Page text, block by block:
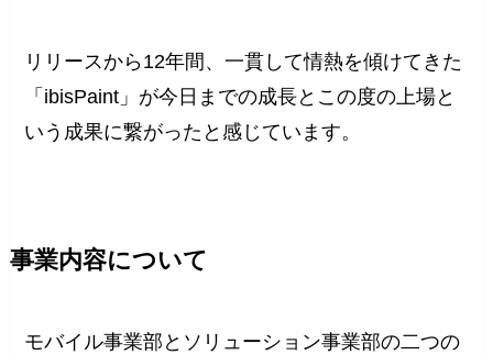
リリースから12年間、一貫して情熱を傾けてきた
「ibisPaint」が今日までの成長とこの度の上場と
いう成果に繋がったと感じています。
事業内容について
モバイル事業部とソリューション事業部の二つの